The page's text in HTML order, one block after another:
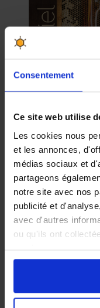
Consentement
Ce site web utilise
Les cookies nous
et les annonces,
médias sociaux et
partageons
notre site avec nos
publicité et
avec d'autres
ou qu'ils ont
En cliquant sur le
l'ensemble des
nos partenaires.
abeilles, l’or de la
22,00 €